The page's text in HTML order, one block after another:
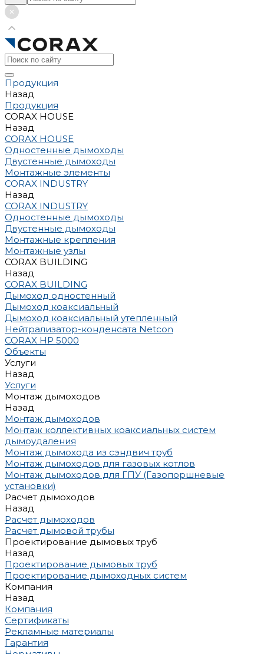
Продукция
Назад
Продукция
CORAX HOUSE
Назад
CORAX HOUSE
Одностенные дымоходы
Двустенные дымоходы
Монтажные элементы
CORAX INDUSTRY
Назад
CORAX INDUSTRY
Одностенные дымоходы
Двустенные дымоходы
Монтажные крепления
Монтажные узлы
CORAX BUILDING
Назад
CORAX BUILDING
Дымоход одностенный
Дымоход коаксиальный
Дымоход коаксиальный утепленный
Нейтрализатор-конденсата Netcon
CORAX HP 5000
Объекты
Услуги
Назад
Услуги
Монтаж дымоходов
Назад
Монтаж дымоходов
Монтаж коллективных коаксиальных систем
дымоудаления
Монтаж дымохода из сэндвич труб
Монтаж дымоходов для газовых котлов
Монтаж дымоходов для ГПУ (Газопоршневые
установки)
Расчет дымоходов
Назад
Расчет дымоходов
Расчет дымовой трубы
Проектирование дымовых труб
Назад
Проектирование дымовых труб
Проектирование дымоходных систем
Компания
Назад
Компания
Сертификаты
Рекламные материалы
Гарантия